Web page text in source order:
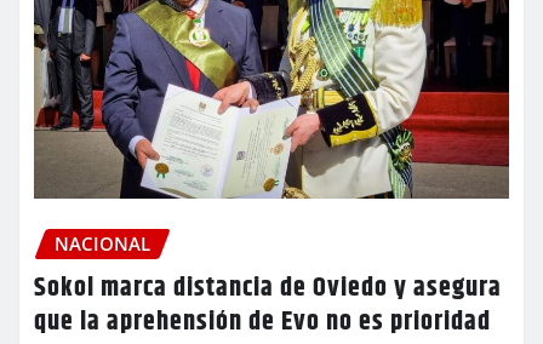
NACIONAL
Sokol marca distancia de Oviedo y asegura
que la aprehensión de Evo no es prioridad